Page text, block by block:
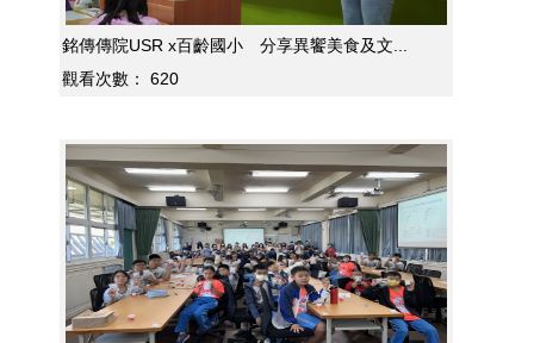
銘傳傳院USR x百齡國小 分享異饗美食及文...
觀看次數：
620